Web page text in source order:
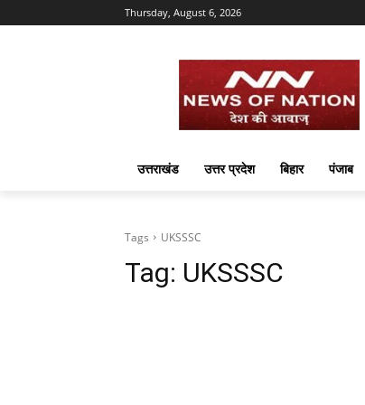
Thursday, August 6, 2026
उत्तराखंड उत्तर प्रदेश बिहार पंजाब
Tags UKSSSC
Tag: UKSSSC